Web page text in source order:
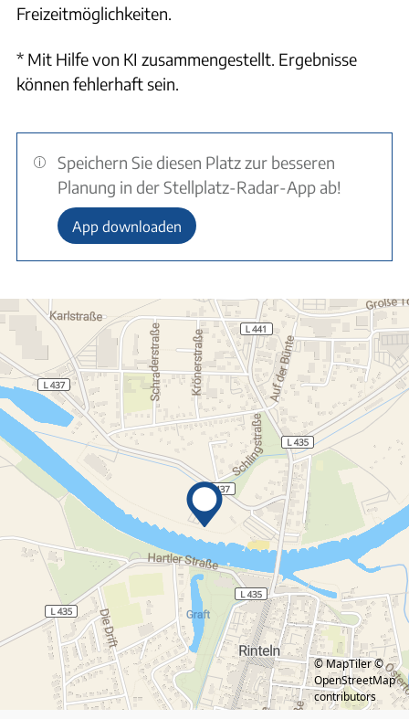
Freizeitmöglichkeiten.
* Mit Hilfe von KI zusammengestellt. Ergebnisse
können fehlerhaft sein.
Speichern Sie diesen Platz zur besseren
Planung in der Stellplatz-Radar-App ab!
App downloaden
© MapTiler©
OpenStreetMap
contributors